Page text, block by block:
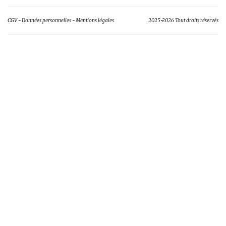
CGV Données personnelles Mentions légales 2025-2026 Tout droits réservés